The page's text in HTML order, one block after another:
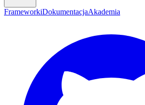
FrameworkiDokumentacjaAkademia